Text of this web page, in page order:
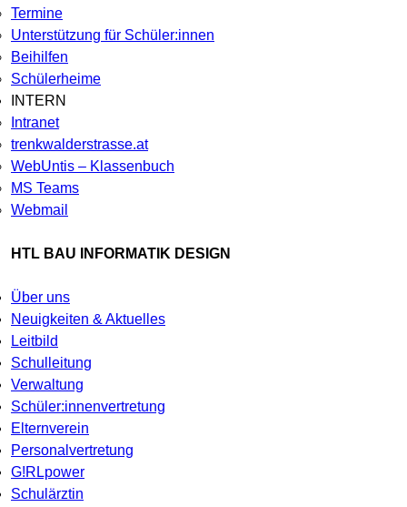
Termine
Unterstützung für Schüler:innen
Beihilfen
Schülerheime
INTERN
Intranet
trenkwalderstrasse.at
WebUntis – Klassenbuch
MS Teams
Webmail
HTL BAU INFORMATIK DESIGN
Über uns
Neuigkeiten & Aktuelles
Leitbild
Schulleitung
Verwaltung
Schüler:innenvertretung
Elternverein
Personalvertretung
G!RLpower
Schulärztin